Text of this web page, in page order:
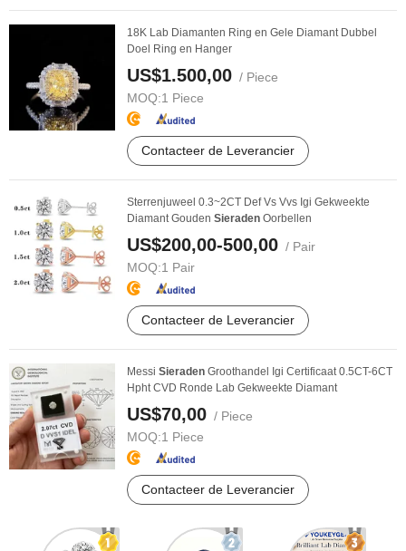
18K Lab Diamanten Ring en Gele Diamant Dubbel
Doel Ring en Hanger
US$1.500,00 / Piece
MOQ:1 Piece
Contacteer de Leverancier
Sterrenjuweel 0.3~2CT Def Vs Vvs Igi Gekweekte
Diamant Gouden Sieraden Oorbellen
US$200,00-500,00 / Pair
MOQ:1 Pair
Contacteer de Leverancier
Messi Sieraden Groothandel Igi Certificaat 0.5CT-6CT
Hpht CVD Ronde Lab Gekweekte Diamant
US$70,00 / Piece
MOQ:1 Piece
Contacteer de Leverancier